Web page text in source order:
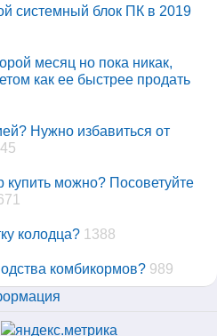
системный блок ПК в 2019
месяц но пока никак,
как ее быстрее продать
Нужно избавиться от
купить можно? Посоветуйте
колодца? 1388
комбикормов? 989